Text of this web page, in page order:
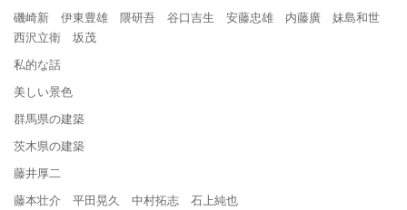
磯崎新 伊東豊雄 隈研吾 谷口吉生 安藤忠雄 内藤廣 妹島和世
西沢立衛 坂茂
私的な話
美しい景色
群馬県の建築
茨木県の建築
藤井厚二
藤本壮介 平田晃久 中村拓志 石上純也